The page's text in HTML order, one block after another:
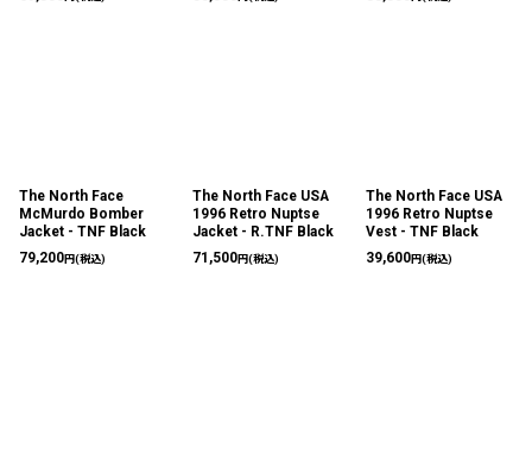
The North Face
McMurdo Bomber
Jacket - TNF Black
79,200円(税込)
The North Face USA
1996 Retro Nuptse
Jacket - R.TNF Black
71,500円(税込)
The North Face USA
1996 Retro Nuptse
Vest - TNF Black
39,600円(税込)